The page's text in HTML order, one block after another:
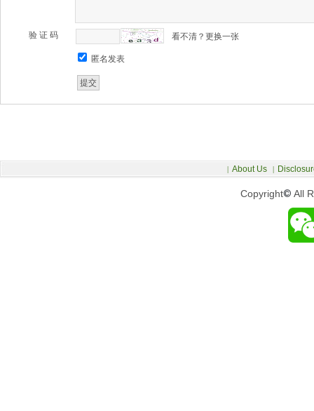
验 证 码 看不清？更换一张
匿名发表
Copyright© All
| About Us |